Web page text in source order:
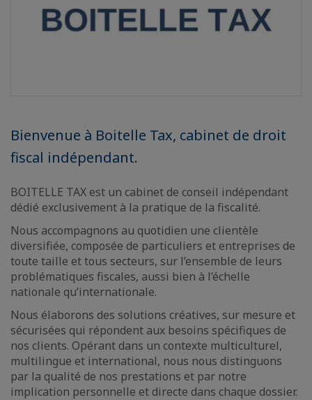
Bienvenue à Boitelle Tax, cabinet de droit
fiscal indépendant.
BOITELLE TAX est un cabinet de conseil indépendant
dédié exclusivement à la pratique de la fiscalité.
Nous accompagnons au quotidien une clientèle
diversifiée, composée de particuliers et entreprises de
toute taille et tous secteurs, sur l’ensemble de leurs
problématiques fiscales, aussi bien à l’échelle
nationale qu’internationale.
Nous élaborons des solutions créatives, sur mesure et
sécurisées qui répondent aux besoins spécifiques de
nos clients. Opérant dans un contexte multiculturel,
multilingue et international, nous nous distinguons
par la qualité de nos prestations et par notre
implication personnelle et directe dans chaque dossier.